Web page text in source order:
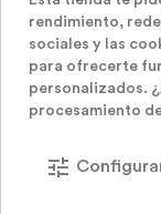
400
Purpurina
Precio
19,95 €
rendimiento,
sociales y las
para ofrecerte
personalizados.
procesamiento
tune